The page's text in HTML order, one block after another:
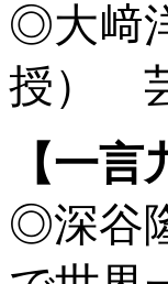
◎大﨑
授）
【一
◎深谷